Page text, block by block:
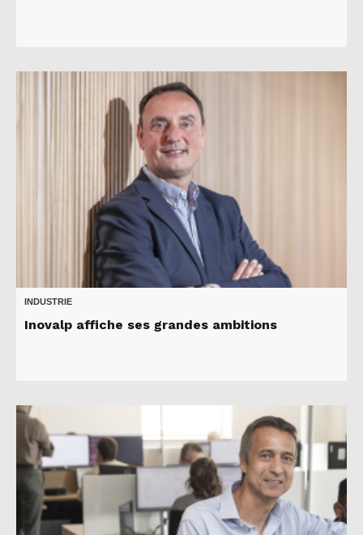
INDUSTRIE
Inovalp affiche ses grandes ambitions